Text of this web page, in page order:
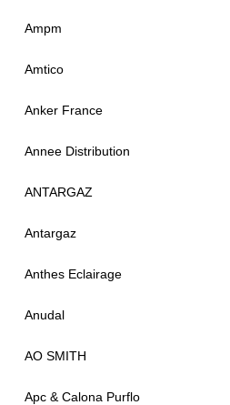
Ampm
Amtico
Anker France
Annee Distribution
ANTARGAZ
Antargaz
Anthes Eclairage
Anudal
AO SMITH
Apc & Calona Purflo